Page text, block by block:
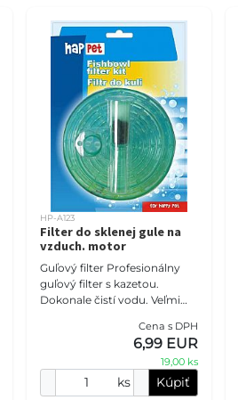
HP-A123
Filter do sklenej gule na
vzduch. motor
Guľový filter Profesionálny
guľový filter s kazetou.
Dokonale čistí vodu. Veľmi
použitie. Pomáha udržiavať
biologickú rovnová
Cena s DPH
6,99 EUR
19,00 ks
ks Kúpiť